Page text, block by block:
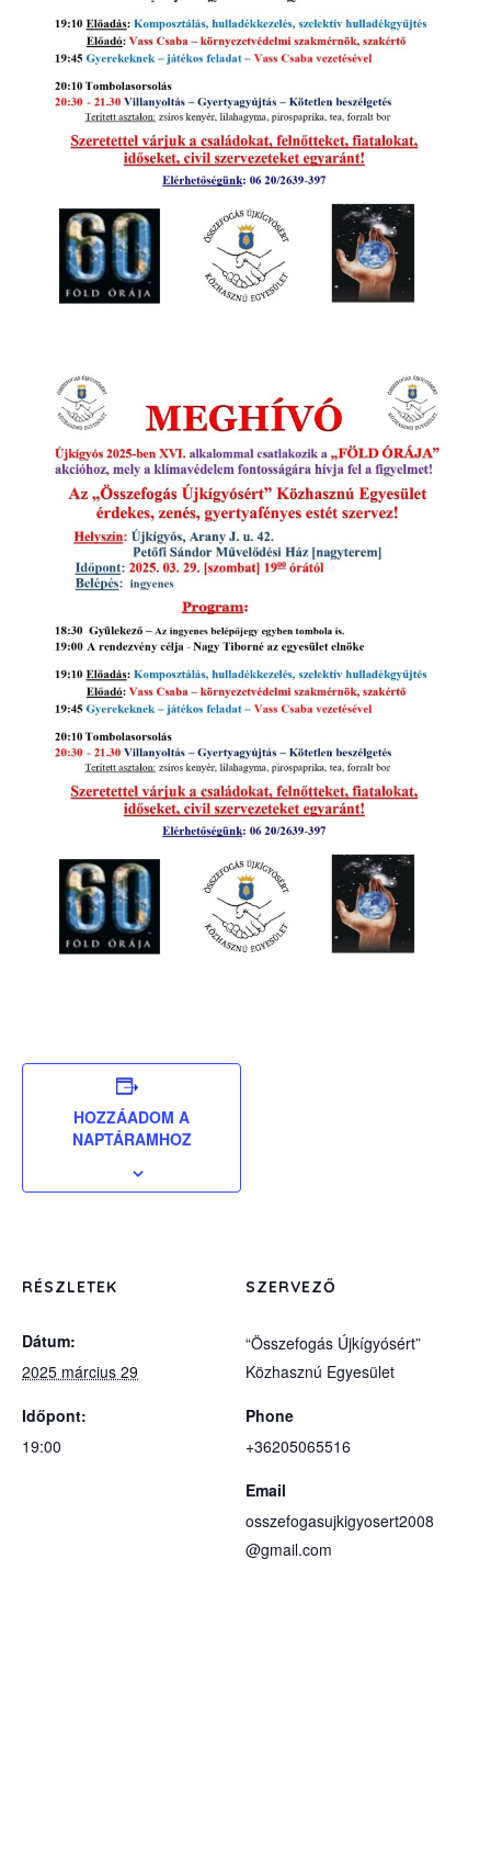
HOZZÁADOM A
NAPTÁRAMHOZ
RÉSZLETEK
Dátum:
2025 március 29
Időpont:
19:00
SZERVEZŐ
“Összefogás Újkígyósért”
Közhasznú Egyesület
Phone
+36205065516
Email
osszefogasujkigyosert2008
@gmail.com